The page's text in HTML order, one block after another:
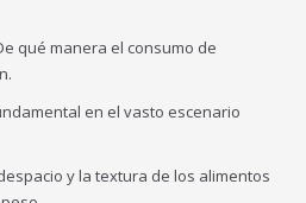
qué manera el consumo de
en el vasto escenario
y la textura de los alimentos